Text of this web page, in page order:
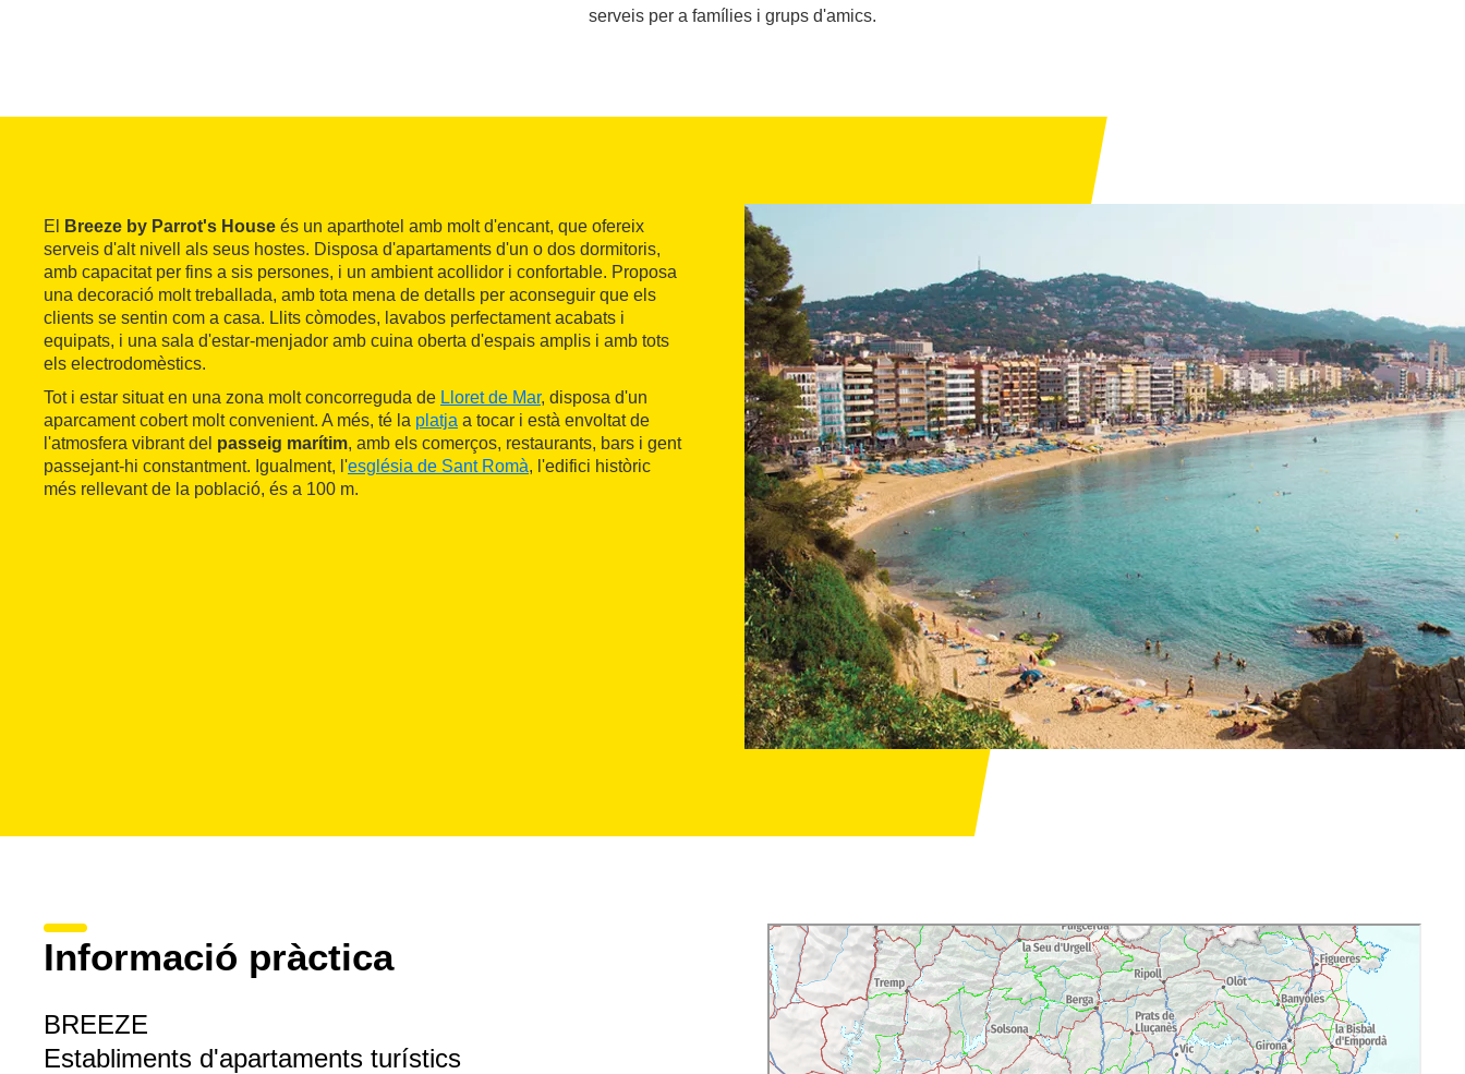
serveis per a famílies i grups d'amics.
El Breeze by Parrot's House és un aparthotel amb molt d'encant, que ofereix
serveis d'alt nivell als seus hostes. Disposa d'apartaments d'un o dos dormitoris,
amb capacitat per fins a sis persones, i un ambient acollidor i confortable. Proposa
una decoració molt treballada, amb tota mena de detalls per aconseguir que els
clients se sentin com a casa. Llits còmodes, lavabos perfectament acabats i
equipats, i una sala d'estar-menjador amb cuina oberta d'espais amplis i amb tots
els electrodomèstics.
Tot i estar situat en una zona molt concorreguda de Lloret de Mar, disposa d'un
aparcament cobert molt convenient. A més, té la platja a tocar i està envoltat de
l'atmosfera vibrant del passeig marítim, amb els comerços, restaurants, bars i gent
passejant-hi constantment. Igualment, l'església de Sant Romà, l'edifici històric
més rellevant de la població, és a 100 m.
Informació pràctica
BREEZE
Establiments d'apartaments turístics